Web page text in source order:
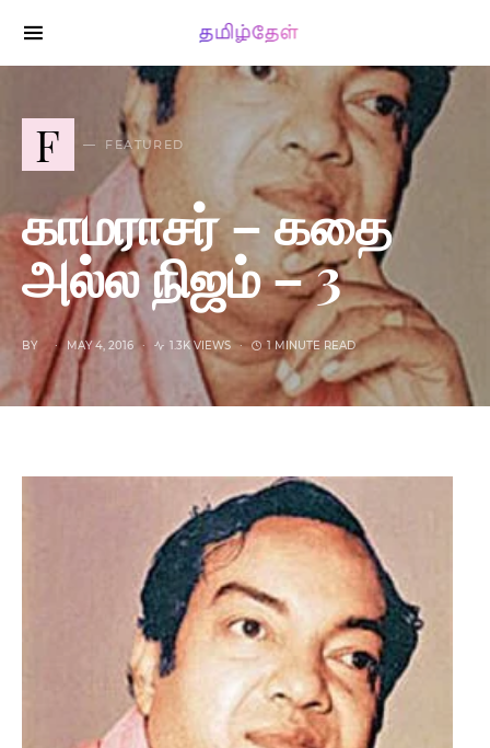
SEARCH FOR:
F FEATURED
காமராசர் – கதை
அல்ல நிஜம் – 3
BY MAY 4, 2016 1.3K VIEWS 1 MINUTE READ